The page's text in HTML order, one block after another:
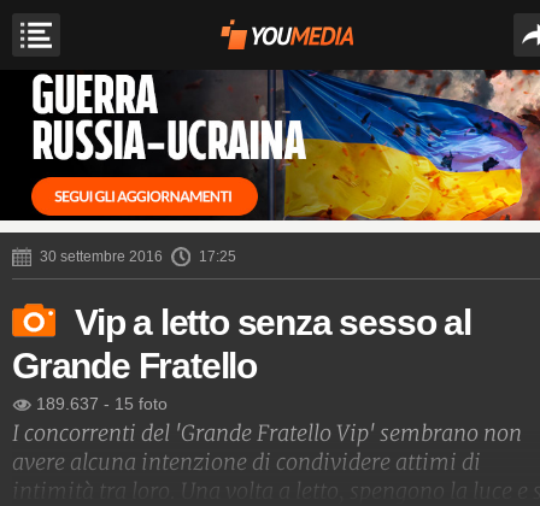
30 settembre 2016 17:25
Vip a letto senza sesso al
Grande Fratello
189.637 - 15 foto
I concorrenti del 'Grande Fratello Vip' sembrano non
avere alcuna intenzione di condividere attimi di
intimità tra loro. Una volta a letto, spengono la luce e